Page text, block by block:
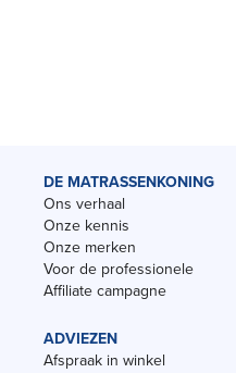
DE MATRASSENKONING
Ons verhaal
Onze kennis
Onze merken
Voor de professionele
Affiliate campagne
ADVIEZEN
Afspraak in winkel